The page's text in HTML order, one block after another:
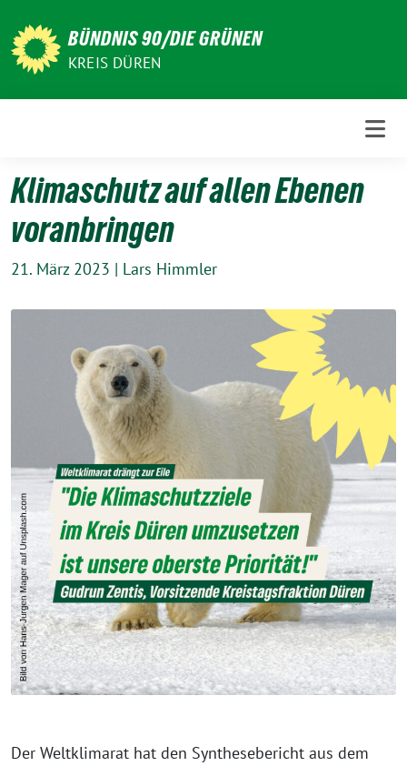
zum
Inhalt
BÜNDNIS 90/DIE GRÜNEN
KREIS DÜREN
Klimaschutz auf allen Ebenen
voranbringen
21. März 2023 | Lars Himmler
Der Weltklimarat hat den Synthesebericht aus dem